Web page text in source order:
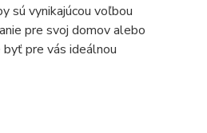
sú vynikajúcou voľbou
pre svoj domov alebo
pre vás ideálnou